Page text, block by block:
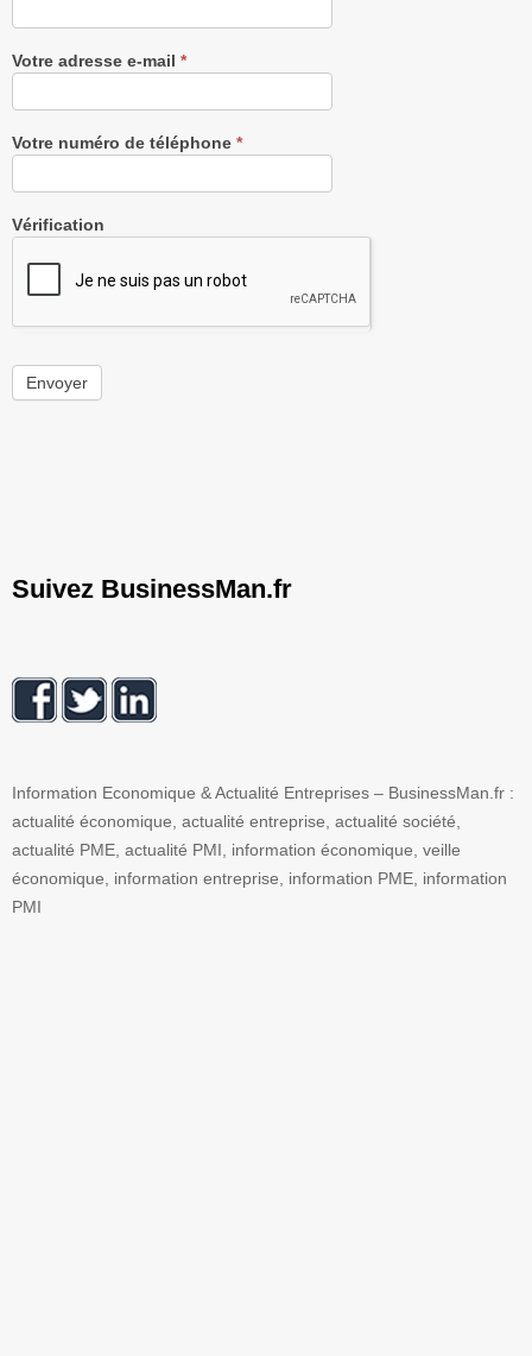
Votre adresse e-mail *
Votre numéro de téléphone *
Vérification
Envoyer
Suivez BusinessMan.fr
Information Economique & Actualité Entreprises – BusinessMan.fr :
actualité économique, actualité entreprise, actualité société,
actualité PME, actualité PMI, information économique, veille
économique, information entreprise, information PME, information
PMI